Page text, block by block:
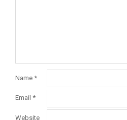
Name *
Email *
Website